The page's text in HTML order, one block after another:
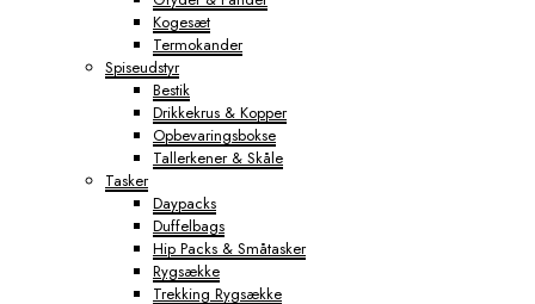
Kogesæt
Termokander
Spiseudstyr
Bestik
Drikkekrus & Kopper
Opbevaringsbokse
Tallerkener & Skåle
Tasker
Daypacks
Duffelbags
Hip Packs & Småtasker
Rygsække
Trekking Rygsække